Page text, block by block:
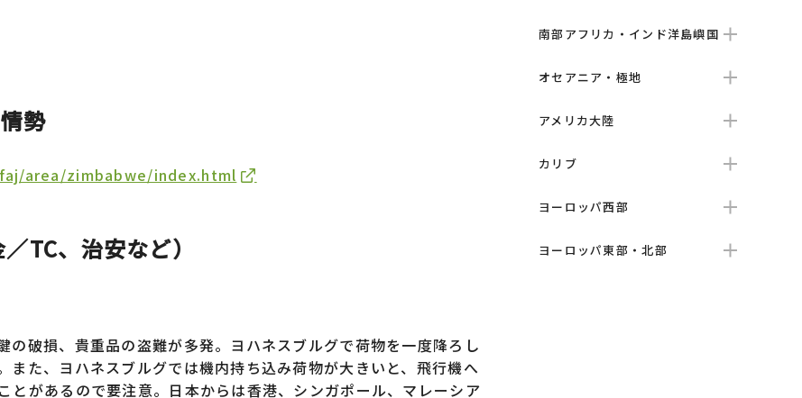
勢
area/zimbabwe/index.html
TC、治安など）
破損、貴重品の盗難が多発。ヨハネスブルグで荷物を一度降ろし
た、ヨハネスブルグでは機内持ち込み荷物が大きいと、飛行機へ
とがあるので要注意。日本からは香港、シンガポール、マレーシア
南部アフリカ・インド洋島嶼国
オセアニア・極地
アメリカ大陸
カリブ
ヨーロッパ西部
ヨーロッパ東部・北部